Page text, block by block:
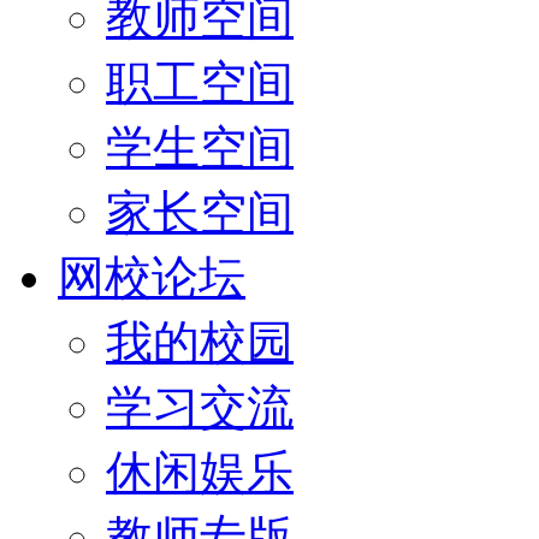
教师空间
职工空间
学生空间
家长空间
网校论坛
我的校园
学习交流
休闲娱乐